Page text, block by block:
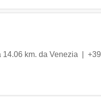
14.06 km. da Venezia | +39